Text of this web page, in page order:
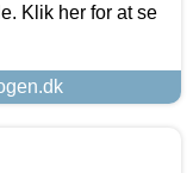
Klik her for at se